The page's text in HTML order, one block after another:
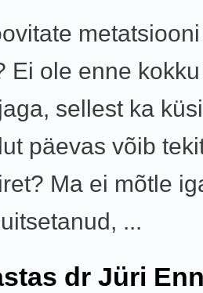
Ei ole enne
sellest ka
päevas võib
Ma ei mõtle
...
dr Jüri